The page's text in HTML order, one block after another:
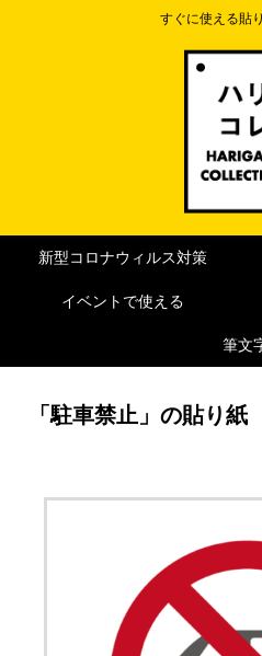
すぐに使える貼
新型コロナウィルス対策
イベントで使える
筆文
「駐車禁止」の貼り紙